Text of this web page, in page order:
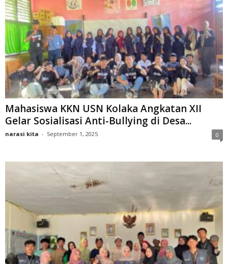
Mahasiswa KKN USN Kolaka Angkatan XII
Gelar Sosialisasi Anti-Bullying di Desa...
narasi kita - September 1, 2025 0